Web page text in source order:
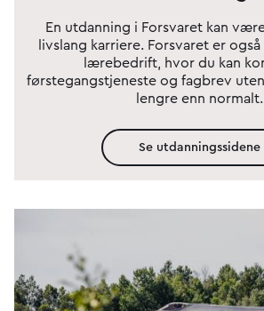
En utdanning i Forsvaret kan
livslang karriere. Forsvaret er
lærebedrift, hvor du kan
førstegangstjeneste og fagbrev
lengre enn normalt.
Se utdanningssidene